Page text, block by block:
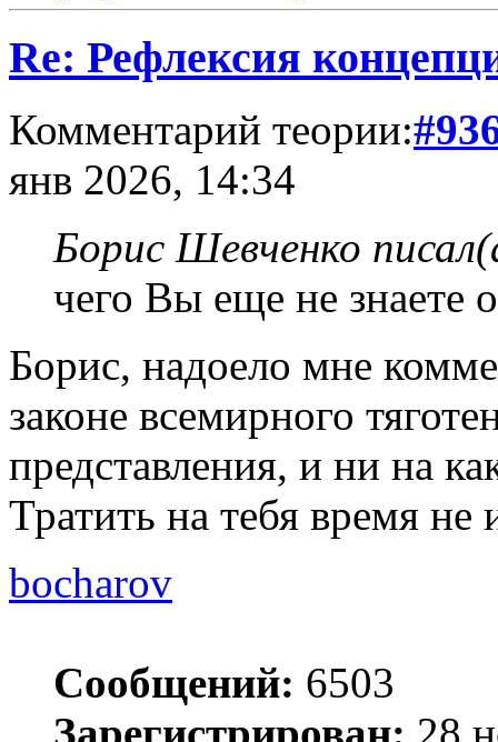
Re: Рефлексия
Комментарий теории:
янв 2026, 14:34
Борис Шевченко
чего Вы еще не знаете
Борис, надоело мне
законе всемирного
представления, и ни на
Тратить на тебя время не
bocharov
Сообщений: 6503